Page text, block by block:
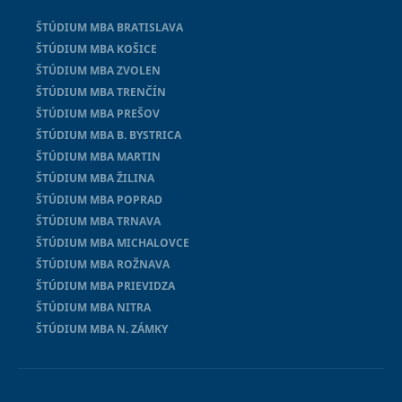
ŠTÚDIUM MBA BRATISLAVA
ŠTÚDIUM MBA KOŠICE
ŠTÚDIUM MBA ZVOLEN
ŠTÚDIUM MBA TRENČÍN
ŠTÚDIUM MBA PREŠOV
ŠTÚDIUM MBA B. BYSTRICA
ŠTÚDIUM MBA MARTIN
ŠTÚDIUM MBA ŽILINA
ŠTÚDIUM MBA POPRAD
ŠTÚDIUM MBA TRNAVA
ŠTÚDIUM MBA MICHALOVCE
ŠTÚDIUM MBA ROŽNAVA
ŠTÚDIUM MBA PRIEVIDZA
ŠTÚDIUM MBA NITRA
ŠTÚDIUM MBA N. ZÁMKY